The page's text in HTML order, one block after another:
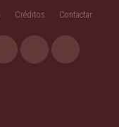
Créditos Contactar